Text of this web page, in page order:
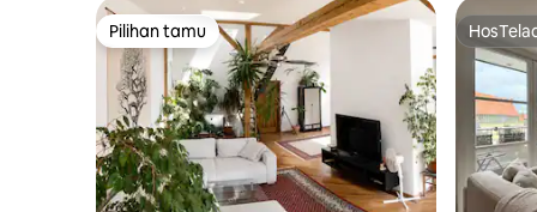
Pilihan tamu
Pilihan tamu